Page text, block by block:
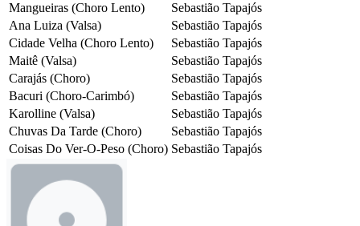
Mangueiras (Choro Lento)
Sebastião Tapajós
Ana Luiza (Valsa)
Sebastião Tapajós
Cidade Velha (Choro Lento)
Sebastião Tapajós
Maitê (Valsa)
Sebastião Tapajós
Carajás (Choro)
Sebastião Tapajós
Bacuri (Choro-Carimbó)
Sebastião Tapajós
Karolline (Valsa)
Sebastião Tapajós
Chuvas Da Tarde (Choro)
Sebastião Tapajós
Coisas Do Ver-O-Peso (Choro) Sebastião Tapajós